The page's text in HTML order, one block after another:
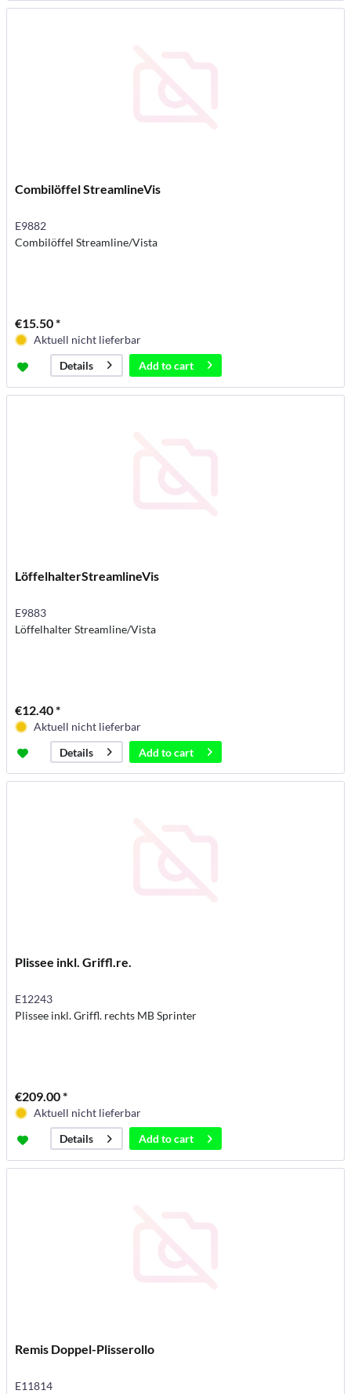
Combilöffel StreamlineVis
E9882
Combilöffel Streamline/Vista
€15.50 *
Aktuell nicht lieferbar
Details
Add tocart
LöffelhalterStreamlineVis
E9883
Löffelhalter Streamline/Vista
€12.40 *
Aktuell nicht lieferbar
Details
Add tocart
Plissee inkl. Griffl.re.
E12243
Plissee inkl. Griffl. rechts MB Sprinter
€209.00 *
Aktuell nicht lieferbar
Details
Add tocart
Remis Doppel-Plisserollo
E11814